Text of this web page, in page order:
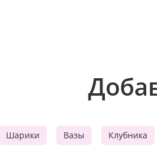
Шарики Вазы Клубника